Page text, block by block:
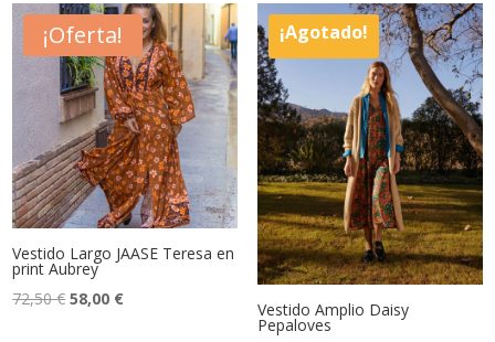
era:
69,90 €.
es:
55,00 €.
era:
140,00 €.
es:
69,00 €.
¡Oferta!
Vestido Largo JAASE Teresa en
print Aubrey
72,50€ El
58,00 €El
¡Agotado!
Vestido Amplio Daisy
Pepaloves